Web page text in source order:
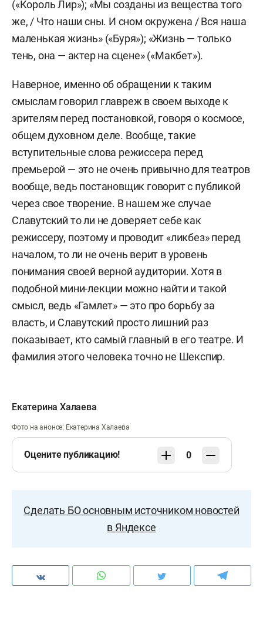
(«Король Лир»); «Мы созданы из вещества того
же, / Что наши сны. И сном окружена / Вся наша
маленькая жизнь» («Буря»); «Жизнь — только
тень, она — актер на сцене» («Макбет»).
Наверное, именно об обращении к таким
смыслам говорил главреж в своем выходе к
зрителям перед постановкой, говоря о космосе,
общем духовном деле. Вообще, такие
вступительные слова режиссера перед
премьерой — это не очень привычно для театров
вообще, ведь постановщик говорит с публикой
через свое творение. В нашем же случае
Славутский то ли не доверяет себе как
режиссеру, поэтому и проводит «ликбез» перед
началом, то ли не очень верит в уровень
понимания своей верной аудитории. Хотя в
подобной мини-лекции можно найти и такой
смысл, ведь «Гамлет» — это про борьбу за
власть, и Славутский просто лишний раз
показывает, кто самый главный в его театре. И
фамилия этого человека точно не Шекспир.
Екатерина Халаева
Фото на анонсе: Екатерина Халаева
Оцените публикацию! 0
Сделать БО основным источником новостей
в Яндексе